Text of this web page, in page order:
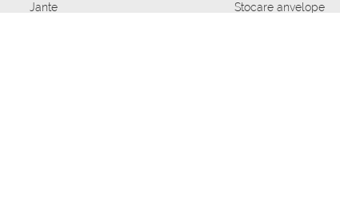
Jante
Stocare anvelope